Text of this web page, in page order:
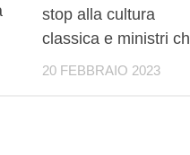
stop alla cultura
classica e ministri
20 FEBBRAIO 2023